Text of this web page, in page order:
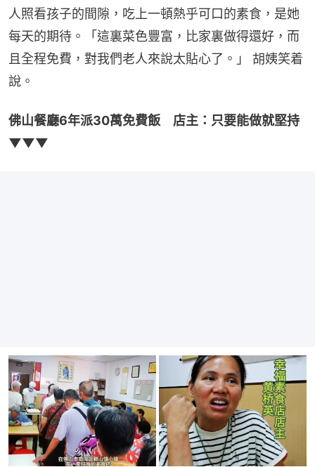
人照看孩子的間隙，吃上一頓熱乎可口的素食，是她
每天的期待。「這裏菜色豐富，比家裏做得還好，而
且全程免費，對我們老人來說太貼心了。」 胡姨笑着
說。
佛山餐廳6年派30萬免費飯　店主：只要能做就堅持
▼▼▼